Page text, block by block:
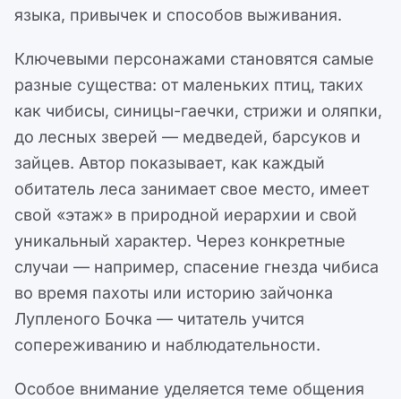
языка, привычек и способов выживания.
Ключевыми персонажами становятся самые
разные существа: от маленьких птиц, таких
как чибисы, синицы-гаечки, стрижи и оляпки,
до лесных зверей — медведей, барсуков и
зайцев. Автор показывает, как каждый
обитатель леса занимает свое место, имеет
свой «этаж» в природной иерархии и свой
уникальный характер. Через конкретные
случаи — например, спасение гнезда чибиса
во время пахоты или историю зайчонка
Лупленого Бочка — читатель учится
сопереживанию и наблюдательности.
Особое внимание уделяется теме общения